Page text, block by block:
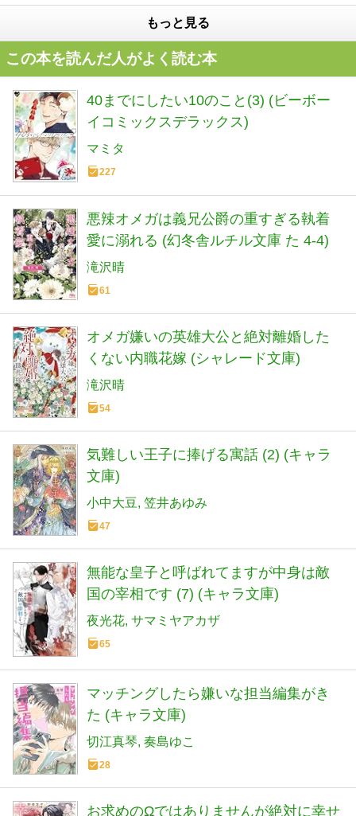
もっと見る
この本を読んだ人がよく読む本
40までにしたい10のこと(3) (ビーボー
イコミックスデラックス)
マミタ
227
悪辣オメガは義兄公爵の重すぎる執着
愛に溺れる (幻冬舎ルチル文庫 た 4-4)
滝沢晴
61
オメガ嫌いの英雄大公と絶対離婚した
くない内職花嫁 (シャレード文庫)
滝沢晴
54
気難しい王子に捧げる寓話 (2) (キャラ
文庫)
小中大豆 笠井あゆみ
47
無能な皇子と呼ばれてますが中身は敵
国の宰相です (7) (キャラ文庫)
夜光花 サマミヤアカザ
65
マッチングしたら嫌いな担当編集がき
た (キャラ文庫)
切江真琴 奏島ゆこ
28
お求めのΩではありませんが絶対に幸せ